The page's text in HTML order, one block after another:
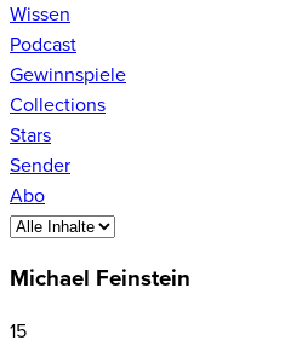
Wissen
Podcast
Gewinnspiele
Collections
Stars
Sender
Abo
Michael Feinstein
15